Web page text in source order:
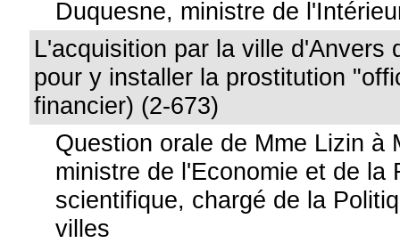
Duquesne, ministre de
L'acquisition par la ville d'Anvers
pour y installer la prostitution
financier) (2-673)
Question orale de Mme Lizin à
ministre de l'Economie et de la
scientifique, chargé de la
villes